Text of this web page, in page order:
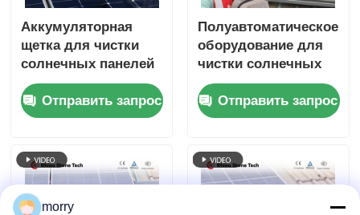
Аккумуляторная
щетка для чистки
солнечных панелей
с телескопической
штангой с подачей
воды, машина для
панелей
Отправить запрос
Полуавтоматическое
оборудование для
чистки солнечных
панелей щеткой для
обслуживания
фотоэлектрических
Отправить запрос
morry